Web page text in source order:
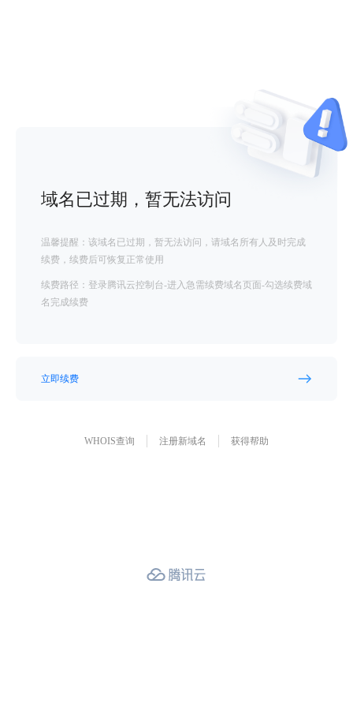
域名已过期，暂无法访问
温馨提醒：该域名已过期，暂无法访问，请域名所有人及时完成
续费，续费后可恢复正常使用
续费路径：登录腾讯云控制台-进入急需续费域名页面-勾选续费域
名完成续费
立即续费
WHOIS查询 注册新域名 获得帮助